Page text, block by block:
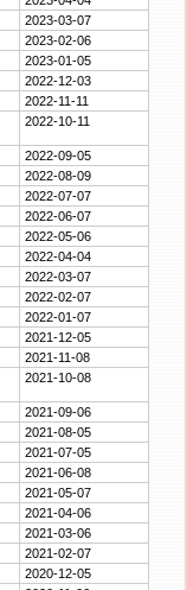
2023-03-07
2023-02-06
2023-01-05
2022-12-03
2022-11-11
2022-10-11
2022-09-05
2022-08-09
2022-07-07
2022-06-07
2022-05-06
2022-04-04
2022-03-07
2022-02-07
2022-01-07
2021-12-05
2021-11-08
2021-10-08
2021-09-06
2021-08-05
2021-07-05
2021-06-08
2021-05-07
2021-04-06
2021-03-06
2021-02-07
2020-12-05